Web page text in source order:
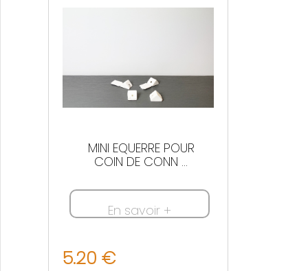
MINI EQUERRE POUR
COIN DE CONN ...
En savoir +
5.20 €